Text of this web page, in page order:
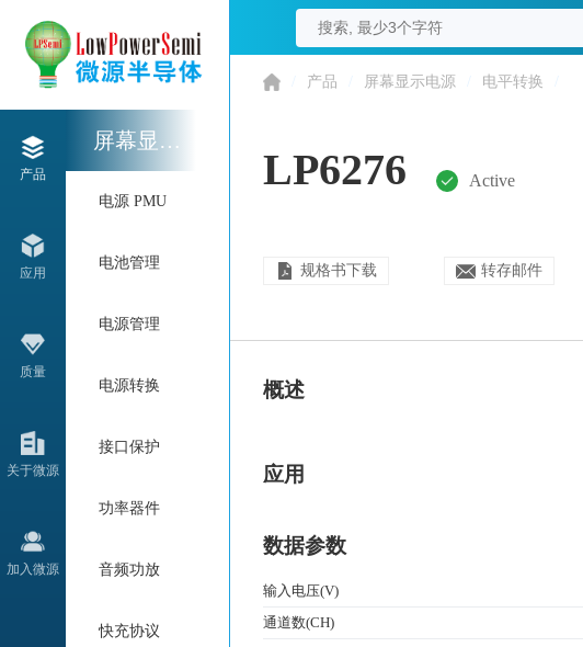
产品
应用
质量
关于微源
加入微源
屏幕显示电源
电源 PMU
电池管理
电源管理
电源转换
接口保护
功率器件
音频功放
快充协议
产品 屏幕显示电源 电平转换
LP6276 Active
规格书下载 转存邮件
概述
应用
数据参数
输入电压(V)
通道数(CH)